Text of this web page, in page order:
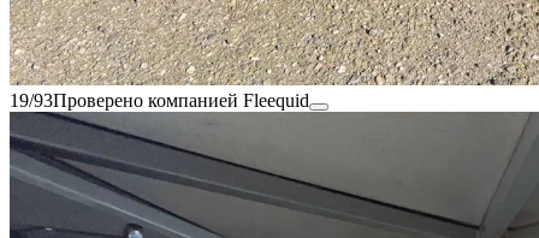
19/93Проверено компанией Fleequid